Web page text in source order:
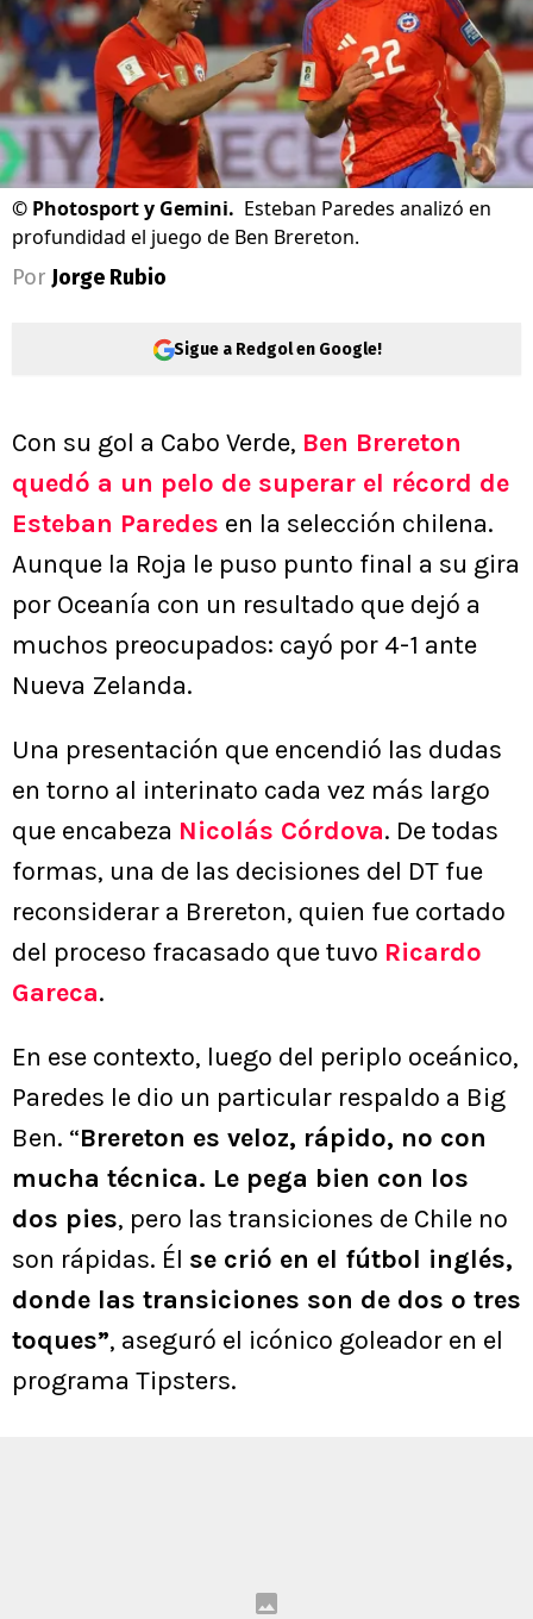
© Photosport y Gemini. Esteban Paredes analizó en
profundidad el juego de Ben Brereton.
Por Jorge Rubio
Sigue a Redgol en Google!
Con su gol a Cabo Verde, Ben Brereton
quedó a un pelo de superar el récord de
Esteban Paredes en la selección chilena.
Aunque la Roja le puso punto final a su gira
por Oceanía con un resultado que dejó a
muchos preocupados: cayó por 4-1 ante
Nueva Zelanda.
Una presentación que encendió las dudas
en torno al interinato cada vez más largo
que encabeza Nicolás Córdova. De todas
formas, una de las decisiones del DT fue
reconsiderar a Brereton, quien fue cortado
del proceso fracasado que tuvo Ricardo
Gareca.
En ese contexto, luego del periplo oceánico,
Paredes le dio un particular respaldo a Big
Ben. “Brereton es veloz, rápido, no con
mucha técnica. Le pega bien con los
dos pies, pero las transiciones de Chile no
son rápidas. Él se crió en el fútbol inglés,
donde las transiciones son de dos o tres
toques”, aseguró el icónico goleador en el
programa Tipsters.